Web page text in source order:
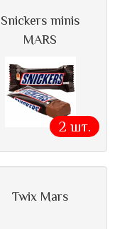
Snickers minis
MARS
2 шт.
Twix Mars